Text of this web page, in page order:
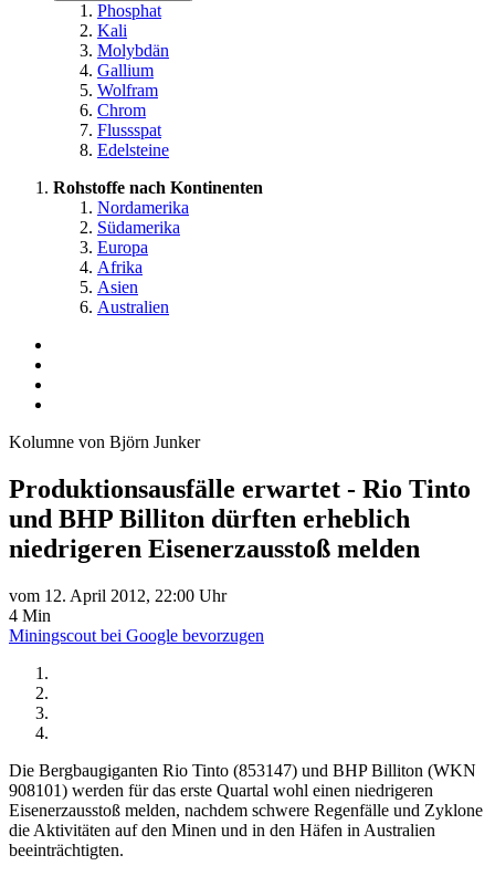
Phosphat
Kali
Molybdän
Gallium
Wolfram
Chrom
Flussspat
Edelsteine
Rohstoffe nach Kontinenten
Nordamerika
Südamerika
Europa
Afrika
Asien
Australien
Kolumne von Björn Junker
Produktionsausfälle erwartet - Rio Tinto
und BHP Billiton dürften erheblich
niedrigeren Eisenerzausstoß melden
vom 12. April 2012, 22:00 Uhr
4 Min
Miningscout bei Google bevorzugen
Die Bergbaugiganten Rio Tinto (853147) und BHP Billiton (WKN
908101) werden für das erste Quartal wohl einen niedrigeren
Eisenerzausstoß melden, nachdem schwere Regenfälle und Zyklone
die Aktivitäten auf den Minen und in den Häfen in Australien
beeinträchtigten.